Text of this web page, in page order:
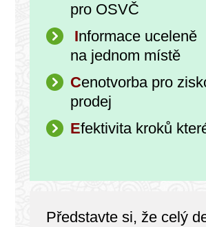
pro OSVČ
Informace uceleně
na jednom místě
Cenotvorba pro
prodej
Efektivita kroků
Představte si, že celý